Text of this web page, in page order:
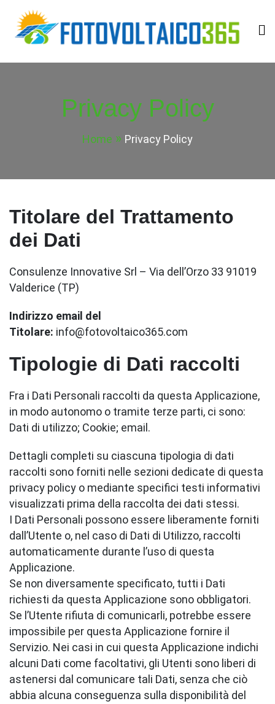
content
Fotovoltaico365
Impianto a Costo Zero Autofinanziato
Privacy Policy
Home Privacy Policy
Titolare del Trattamento
dei Dati
Consulenze Innovative Srl – Via dell’Orzo 33 91019
Valderice (TP)
Indirizzo email del
Titolare: info@fotovoltaico365.com
Tipologie di Dati raccolti
Fra i Dati Personali raccolti da questa Applicazione,
in modo autonomo o tramite terze parti, ci sono:
Dati di utilizzo; Cookie; email.
Dettagli completi su ciascuna tipologia di dati
raccolti sono forniti nelle sezioni dedicate di questa
privacy policy o mediante specifici testi informativi
visualizzati prima della raccolta dei dati stessi.
I Dati Personali possono essere liberamente forniti
dall’Utente o, nel caso di Dati di Utilizzo, raccolti
automaticamente durante l’uso di questa
Applicazione.
Se non diversamente specificato, tutti i Dati
richiesti da questa Applicazione sono obbligatori.
Se l’Utente rifiuta di comunicarli, potrebbe essere
impossibile per questa Applicazione fornire il
Servizio. Nei casi in cui questa Applicazione indichi
alcuni Dati come facoltativi, gli Utenti sono liberi di
astenersi dal comunicare tali Dati, senza che ciò
abbia alcuna conseguenza sulla disponibilità del